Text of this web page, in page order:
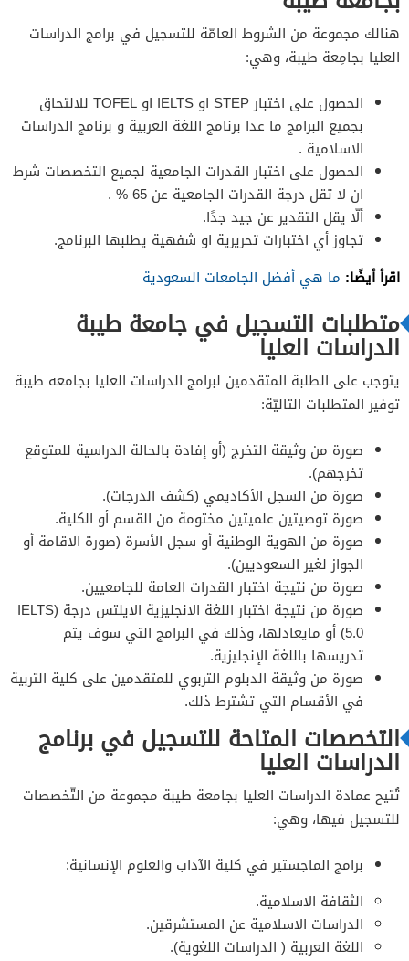
هنالك مجموعة من الشروط العامّة للتسجيل في برامج الدراسات
العليا بجامِعة طيبة، وهي:
الحصول على اختبار STEP او IELTS او TOFEL للالتحاق
بجميع البرامج ما عدا برنامج اللغة العربية و برنامج الدراسات
الاسلامية ​.
الحصول على اختبار القدرات الجامعية لجميع التخصصات شرط
ان لا تقل درجة القدرات الجامعية عن 65 % .
ألّا يقل التقدير عن جيد جدًا.
تجاوز أي اختبارات تحريرية او شفهية يطلبها البرنامج.
اقرأ أيضًا: ما هي أفضل الجامعات السعودية
متطلبات التسجيل في جامعة طيبة
الدراسات العليا
يتوجب على الطلبة المتقدمين لبرامج الدراسات العليا بجامعه طيبة
توفير المتطلبات التاليّة:
صورة من وثيقة التخرج (أو إفادة بالحالة الدراسية للمتوقع
تخرجهم).
صورة من السجل الأكاديمي (كشف الدرجات).
صورة توصيتين علميتين مختومة من القسم أو الكلية.
صورة من الهوية الوطنية أو سجل الأسرة (صورة الاقامة أو
الجواز لغير السعوديين).
صورة من نتيجة اختبار القدرات العامة للجامعيين.
صورة من نتيجة اختبار اللغة الانجليزية الايلتس درجة (IELTS
5.0) أو مايعادلها، وذلك في البرامج التي سوف يتم
تدريسها باللغة الإنجليزية.
صورة من وثيقة الدبلوم التربوي للمتقدمين على كلية التربية
في الأقسام التي تشترط ذلك.
التخصصات المتاحة للتسجيل في برنامج
الدراسات العليا
تُتيح عمادة الدراسات العليا بجامعة طيبة مجموعة من التّخصصات
للتسجيل فيها، وهي:
برامج الماجستير في كلية الآداب والعلوم الإنسانية:
الثقافة الاسلامية.
الدراسات الاسلامية عن المستشرقين.
اللغة العربية ( الدراسات اللغوية).